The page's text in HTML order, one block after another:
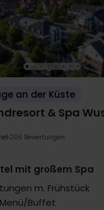
an der Küste
& Spa
206 Bewertungen
mit großem Spa
m. Frühstück
Buffet